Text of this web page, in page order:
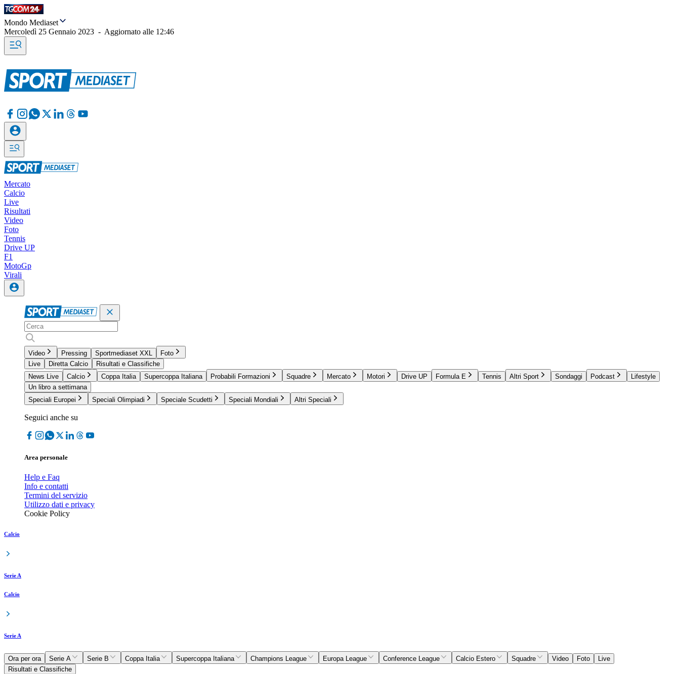
Mondo Mediaset
Mercoledì 25 Gennaio 2023 - Aggiornato alle 12:46
Mercato
Calcio
Live
Risultati
Video
Foto
Tennis
Drive UP
F1
MotoGp
Virali
Video Pressing Sportmediaset XXL
Foto
Live
Diretta Calcio
Risultati e Classifiche
News Live
Calcio Coppa Italia Supercoppa Italiana Probabili Formazioni Squadre Mercato Motori Drive UP Formula E Tennis Altri Sport Sondaggi Podcast
Lifestyle
Un libro a settimana
Speciali Europei
Speciali Olimpiadi Speciale Scudetti Speciali Mondiali Altri Speciali
Seguici anche su
Area personale
Help e Faq
Info e contatti
Termini del servizio
Utilizzo dati e privacy
Cookie Policy
Calcio
Serie A
Calcio
Serie A
Ora per ora Serie A Serie B Coppa Italia Supercoppa Italiana Champions League Europa League Conference League Calcio Estero Squadre Video Foto
Live
Risultati e Classifiche